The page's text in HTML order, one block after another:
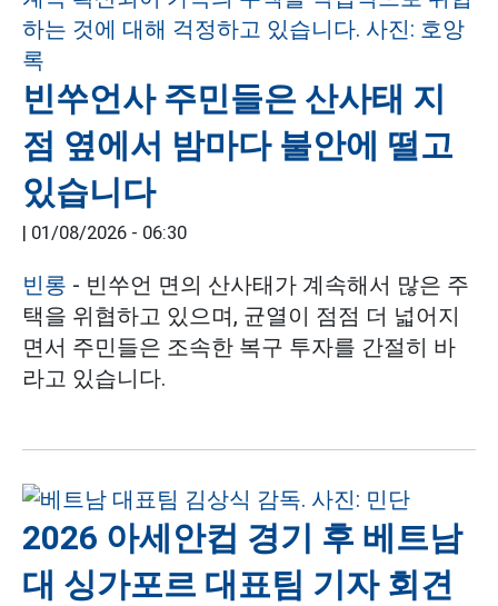
빈쑤언사 주민들은 산사태 지
점 옆에서 밤마다 불안에 떨고
있습니다
| 01/08/2026 - 06:30
빈롱 - 빈쑤언 면의 산사태가 계속해서 많은 주
택을 위협하고 있으며, 균열이 점점 더 넓어지
면서 주민들은 조속한 복구 투자를 간절히 바
라고 있습니다.
2026 아세안컵 경기 후 베트남
대 싱가포르 대표팀 기자 회견